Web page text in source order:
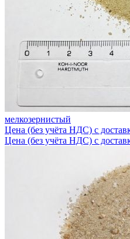
мелкозернистый
Цена (без учёта НДС) с
Цена (без учёта НДС) с